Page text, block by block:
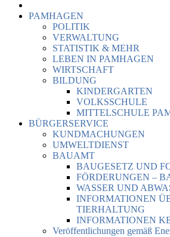
PAMHAGEN
POLITIK
VERWALTUNG
STATISTIK & MEHR
LEBEN IN PAMHAGEN
WIRTSCHAFT
BILDUNG
KINDERGARTEN
VOLKSSCHULE
MITTELSCHULE
BÜRGERSERVICE
KUNDMACHUNGEN
UMWELTDIENST
BAUAMT
BAUGESETZ UND
FÖRDERUNGEN –
WASSER UND
INFORMATIONEN
TIERHALTUNG
INFORMATIONEN
Veröffentlichungen gemäß